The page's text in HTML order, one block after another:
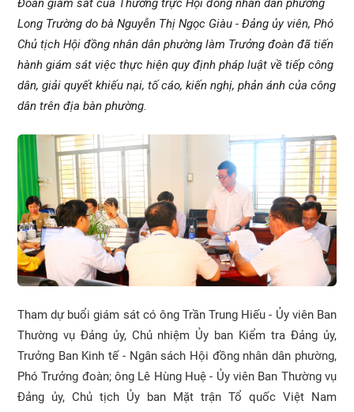
Đoàn giám sát của Thường trực Hội đồng nhân dân phường
Long Trường do bà Nguyễn Thị Ngọc Giàu - Đảng ủy viên, Phó
Chủ tịch Hội đồng nhân dân phường làm Trưởng đoàn đã tiến
hành giám sát việc thực hiện quy định pháp luật về tiếp công
dân, giải quyết khiếu nại, tố cáo, kiến nghị, phản ánh của công
dân trên địa bàn phường.
Tham dự buổi giám sát có ông Trần Trung Hiếu - Ủy viên Ban
Thường vụ Đảng ủy, Chủ nhiệm Ủy ban Kiểm tra Đảng ủy,
Trưởng Ban Kinh tế - Ngân sách Hội đồng nhân dân phường,
Phó Trưởng đoàn; ông Lê Hùng Huệ - Ủy viên Ban Thường vụ
Đảng ủy, Chủ tịch Ủy ban Mặt trận Tổ quốc Việt Nam